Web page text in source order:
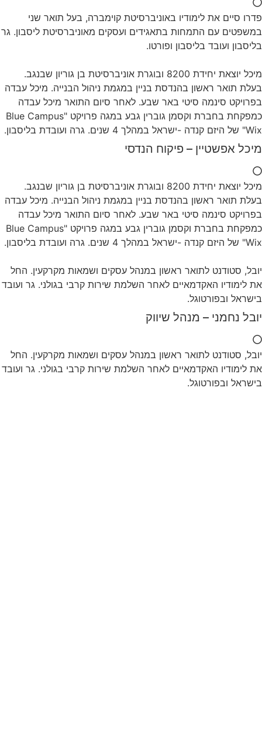
פדרו סיים את לימודיו באוניברסיטת קוימברה, בעל תואר שני
במשפטים עם התמחות בתאגידים ועסקים מאוניברסיטת ליסבון. גר
בליסבון ועובד בליסבון ופורטו.
מיכל יוצאת יחידת 8200 ובוגרת אוניברסיטת בן גוריון שבנגב.
בעלת תואר ראשון בהנדסת בניין במגמת ניהול הבנייה. מיכל עבדה
בפרויקט סינמה סיטי באר שבע. לאחר סיום התואר מיכל עבדה
כמפקחת בחברת וקסמן גוברין גבע במגה פרויקט "Blue Campus
Wix" של היזם קנדה -ישראל במהלך 4 שנים. גרה ועובדת בליסבון.
מיכל אפשטיין – פיקוח הנדסי
מיכל יוצאת יחידת 8200 ובוגרת אוניברסיטת בן גוריון שבנגב.
בעלת תואר ראשון בהנדסת בניין במגמת ניהול הבנייה. מיכל עבדה
בפרויקט סינמה סיטי באר שבע. לאחר סיום התואר מיכל עבדה
כמפקחת בחברת וקסמן גוברין גבע במגה פרויקט "Blue Campus
Wix" של היזם קנדה -ישראל במהלך 4 שנים. גרה ועובדת בליסבון.
יובל, סטודנט לתואר ראשון במנהל עסקים ושמאות מקרקעין. החל
את לימודיו האקדמאיים לאחר השלמת שירות קרבי בגולני. גר ועובד
בישראל ובפורטוגל.
יובל נחמני – מנהל שיווק
יובל, סטודנט לתואר ראשון במנהל עסקים ושמאות מקרקעין. החל
את לימודיו האקדמאיים לאחר השלמת שירות קרבי בגולני. גר ועובד
בישראל ובפורטוגל.